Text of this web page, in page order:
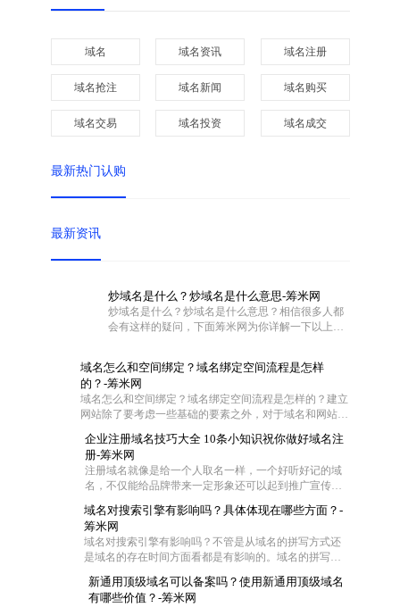
域名 域名资讯 域名注册
域名抢注 域名新闻 域名购买
域名交易 域名投资 域名成交
最新热门认购
最新资讯
炒域名是什么？炒域名是什么意思-筹米网
炒域名是什么？炒域名是什么意思？相信很多人都
会有这样的疑问，下面筹米网为你详解一下以上问
域名怎么和空间绑定？域名绑定空间流程是怎样
的？-筹米网
域名怎么和空间绑定？域名绑定空间流程是怎样的？建立
网站除了要考虑一些基础的要素之外，对于域名和网站空
么联系在一起呢?一般都是通过域名解析把域名指向空间
IP，让用户可以通过域名访问网站空间。那么网站域名如
何绑定空间？下面筹米网小编就带大家去看看域名怎么和
空间绑定和域名绑定空间流程是怎样的。
企业注册域名技巧大全 10条小知识祝你做好域名注
册-筹米网
注册域名就像是给一个人取名一样，一个好听好记的域
名，不仅能给品牌带来一定形象还可以起到推广宣传的
大，那么作为一家企业怎么去注册域名成了企业的难
题，今天筹米就给大家一些小妙招！帮你选择适合的好
域名：
域名对搜索引擎有影响吗？具体体现在哪些方面？-
筹米网
域名对搜索引擎有影响吗？不管是从域名的拼写方式还
是域名的存在时间方面看都是有影响的。域名的拼写是
且一般来说域名时间越长对优化越有帮助，但是在用老
域名时，要注意域名是否被K这样是对SEO不利。当然还
新通用顶级域名可以备案吗？使用新通用顶级域名
有哪些价值？-筹米网